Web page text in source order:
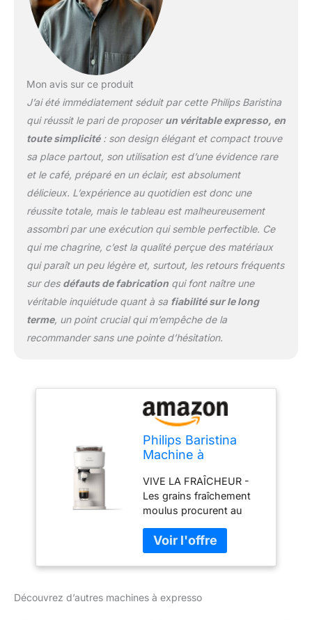
UN CAFÉ À VOTRE
GOÛT - Expresso, lungo,
extra intense - A vous de
Mon avis sur ce produit
J’ai été immédiatement séduit par cette Philips Baristina
qui réussit le pari de proposerun véritable expresso, en
toute simplicité: son design élégant et compact trouve
sa place partout, son utilisation est d’une évidence rare
et le café, préparé en un éclair, est absolument
délicieux. L’expérience au quotidien est donc une
réussite totale, mais le tableau est malheureusement
assombri par une exécution qui semble perfectible. Ce
qui me chagrine, c’est la qualité perçue des matériaux
qui paraît un peu légère et, surtout, les retours fréquents
sur des défauts de fabricationqui font naître une
véritable inquiétude quant à sa fiabilité sur le long
terme, un point crucial qui m’empêche de la
recommander sans une pointe d’hésitation.
Philips Baristina
Machine à
véritable expresso,
en toute simplicité -
Compacte - 16 bars
de pression -
Broyeur intégré -
Machine blanche
avec porte-filtre
VIVE LA FRAÎCHEUR -
Les grains fraîchement
moulus procurent au
riches UN VÉRITABLE
EXPRESSO, EN TOUTE
SIMPLICITÉ - 16 bars de
tous les arômes de vos
Découvrez d’autres machines à expresso